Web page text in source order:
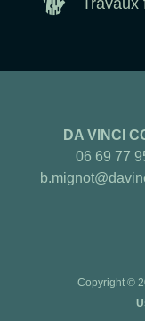
DA VINCI
06 69 77
Copyright ©